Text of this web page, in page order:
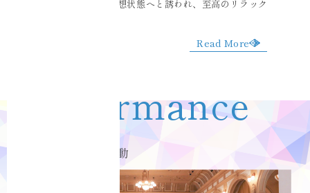
れながらも脳は瞑想状態へと誘われ、至高のリラック
Read More
Performance
Ciel Echo 演奏活動